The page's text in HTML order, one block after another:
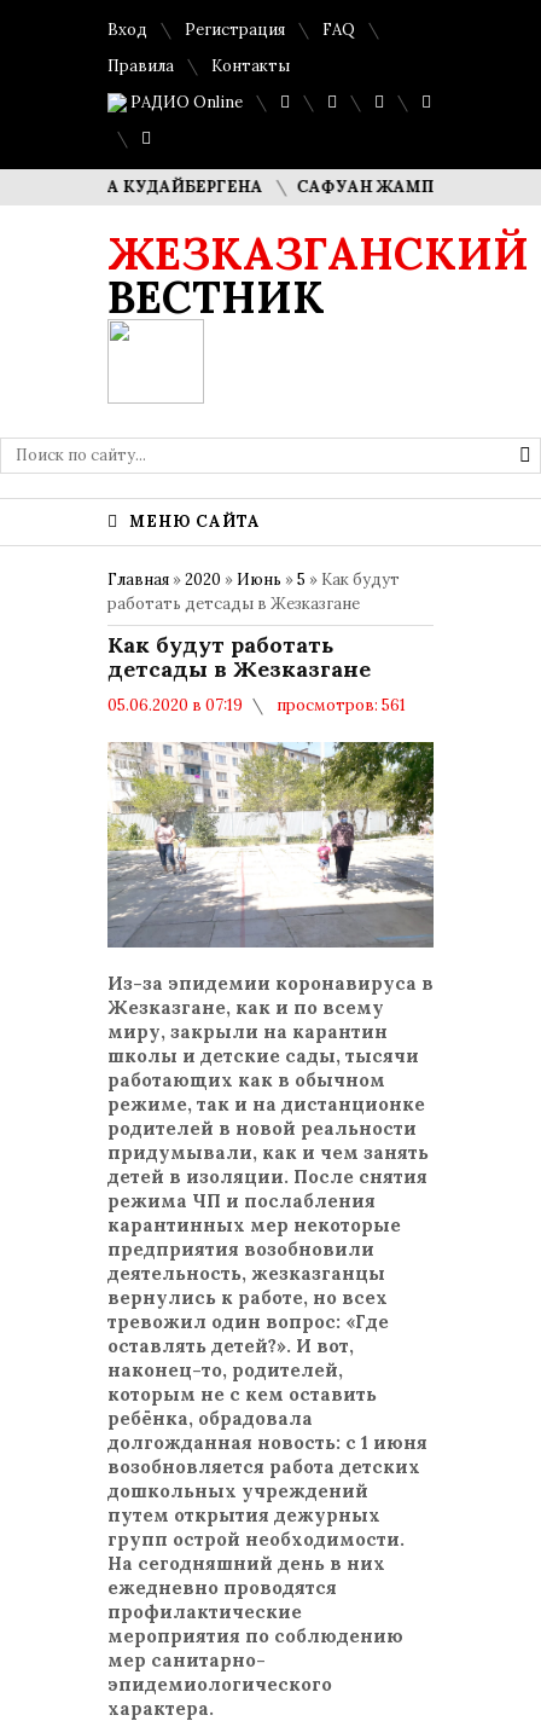
Вход Регистрация
FAQ
Правила
Контакты
РАДИО Online
КУДАЙБЕРГЕНА САФУАН ЖАМПЕИСОВ: «МЫ
ЖЕЗКАЗГАНСКИЙ
ВЕСТНИК
МЕНЮ САЙТА
Главная »2020 » Июнь »5 » Как будут
работать детсады в Жезказгане
Как будут работать
детсады в Жезказгане
05.06.2020 в 07:19
просмотров: 561
Из-за эпидемии коронавируса в
Жезказгане, как и по всему
миру, закрыли на карантин
школы и детские сады, тысячи
работающих как в обычном
режиме, так и на дистанционке
родителей в новой реальности
придумывали, как и чем занять
детей в изоляции. После снятия
режима ЧП и послабления
карантинных мер некоторые
предприятия возобновили
деятельность, жезказганцы
вернулись к работе, но всех
тревожил один вопрос: «Где
оставлять детей?». И вот,
наконец-то, родителей,
которым не с кем оставить
ребёнка, обрадовала
долгожданная новость: с 1 июня
возобновляется работа детских
дошкольных учреждений
путем открытия дежурных
групп острой необходимости.
На сегодняшний день в них
ежедневно проводятся
профилактические
мероприятия по соблюдению
мер санитарно-
эпидемиологического
характера.